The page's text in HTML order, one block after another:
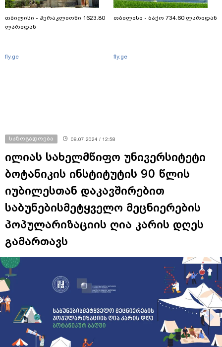
თბილისი - ჰერაკლიონი 1623.80
ლარიდან
fly.ge
თბილისი - ბაქო 734.60 ლარიდან
fly.ge
საზოგადოება 08.07.2024 / 12:58
ილიას სახელმწიფო უნივერსიტეტი
ბოტანიკის ინსტიტუტის 90 წლის
იუბილესთან დაკავშირებით
საბუნებისმეტყველო მეცნიერების
პოპულარიზაციის ღია კარის დღეს
გამართავს